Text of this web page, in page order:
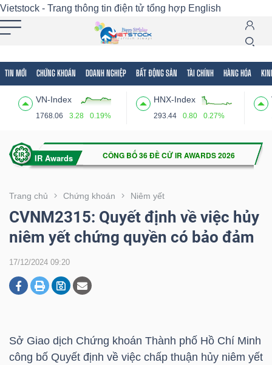
Vietstock - Trang thông tin điện tử tổng hợp English
TIN MỚI CHỨNG KHOÁN DOANH NGHIỆP BẤT ĐỘNG SẢN TÀI CHÍNH HÀNG HÓA
VN-Index
1768.06 3.28 0.19%
HNX-Index
293.44 0.80 0.27%
Trang chủ Chứng khoán Niêm yết
CVNM2315: Quyết định về việc hủy
niêm yết chứng quyền có bảo đảm
17/12/2024 09:20
Sở Giao dịch Chứng khoán Thành phố Hồ Chí Minh
công bố Quyết định về việc chấp thuận hủy niêm yết
Tất cả Tính năng Ngành Mã chứng khoán
Tính
(-)
VIETSTOCK
CHỨNG